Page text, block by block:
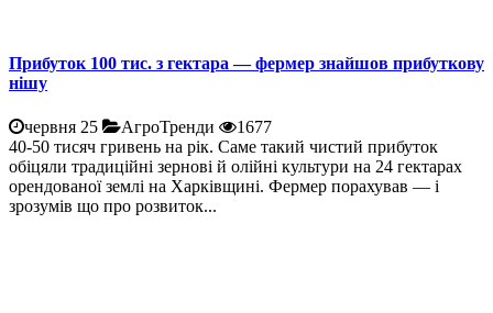
Прибуток 100 тис. з гектара — фермер знайшов прибуткову
нішу
червня 25 АгроТренди
1677
40-50 тисяч гривень на рік. Саме такий чистий прибуток
обіцяли традиційні зернові й олійні культури на 24 гектарах
орендованої землі на Харківщині. Фермер порахував — і
зрозумів що про розвиток...